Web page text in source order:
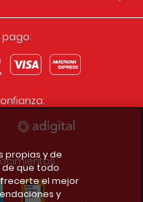
pago:
propias y de
que todo
el mejor
y